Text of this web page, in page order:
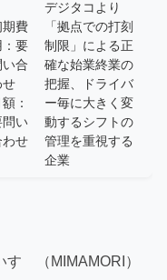
期費
：要
い合
せ
額：
問い
わせ
デジタコより
「拠点での打刻
制限」による正
確な始業終業の
把握、ドライバ
ー毎に大きく変
動するシフトの
管理を重視する
企業
ゞ（MIMAMORI）